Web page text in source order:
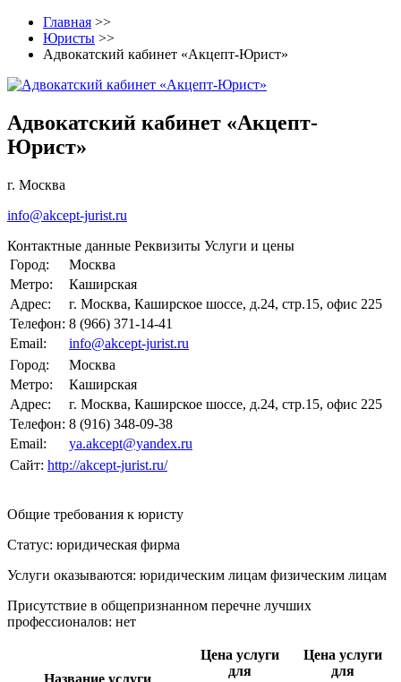
Главная >>
Юристы >>
Адвокатский кабинет «Акцепт-Юрист»
Адвокатский кабинет «Акцепт-
Юрист»
г. Москва
info@akcept-jurist.ru
Контактные данные Реквизиты Услуги и цены
Город:
Москва
Метро:
Каширская
Адрес:
г. Москва, Каширское шоссе, д.24, стр.15, офис 225
Телефон: 8 (966) 371-14-41
Email:
info@akcept-jurist.ru
Город:
Москва
Метро:
Каширская
Адрес:
г. Москва, Каширское шоссе, д.24, стр.15, офис 225
Телефон: 8 (916) 348-09-38
Email:
ya.akcept@yandex.ru
Сайт: http://akcept-jurist.ru/
Общие требования к юристу
Статус: юридическая фирма
Услуги оказываются: юридическим лицам физическим лицам
Присутствие в общепризнанном перечне лучших
профессионалов: нет
Название услуги
Цена услуги
для
Цена услуги
для